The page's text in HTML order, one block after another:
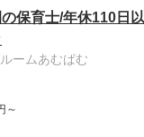
保育士/年休110日
ームあむぱむ
～